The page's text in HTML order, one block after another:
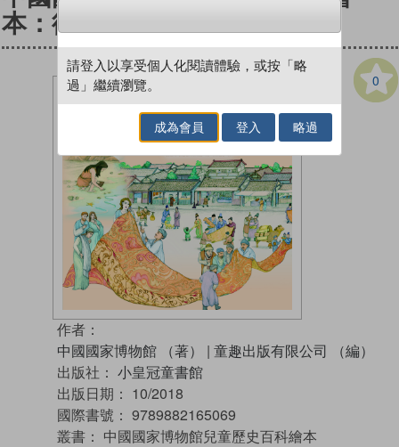
本：從貝殼到絲綢
0
作者：
中國國家博物館 （著）
| 童趣出版有限公司 （編）
出版社： 小皇冠童書館
出版日期： 10/2018
國際書號： 9789882165069
叢書： 中國國家博物館兒童歷史百科繪本
請登入以享受個人化閱讀體驗，或按「略
過」繼續瀏覽。
成為會員 登入 略過